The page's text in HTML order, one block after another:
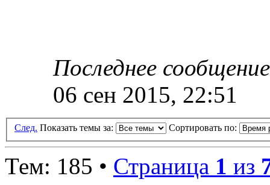
Последнее
06 сен 2015, 22:51
След. Показать темы за: Сортировать по:
Тем: 185 • Страница 1 из